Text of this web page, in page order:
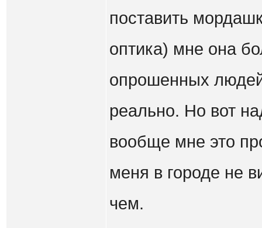
поставить
оптика) мне она
опрошенных
реально. Но вот
вообще мне это
меня в городе не
чем.